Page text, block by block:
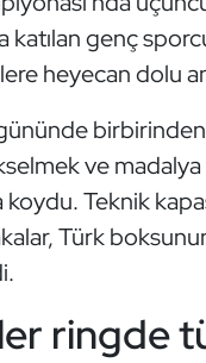
katılan genç
heyecan dolu
birbirinden
ve madalya
Teknik
Türk
ringde